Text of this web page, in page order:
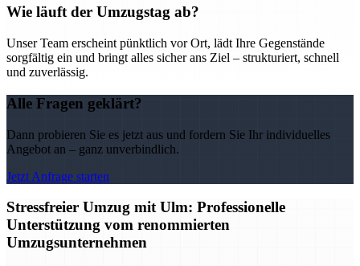
Wie läuft der Umzugstag ab?
Unser Team erscheint pünktlich vor Ort, lädt Ihre Gegenstände
sorgfältig ein und bringt alles sicher ans Ziel – strukturiert, schnell
und zuverlässig.
Alle Fragen geklärt?
Dann probieren Sie es jetzt aus und fordern Sie Ihr individuelles
Angebot an – ganz unverbindlich.
Jetzt Anfrage starten
Stressfreier Umzug mit Ulm: Professionelle
Unterstützung vom renommierten
Umzugsunternehmen